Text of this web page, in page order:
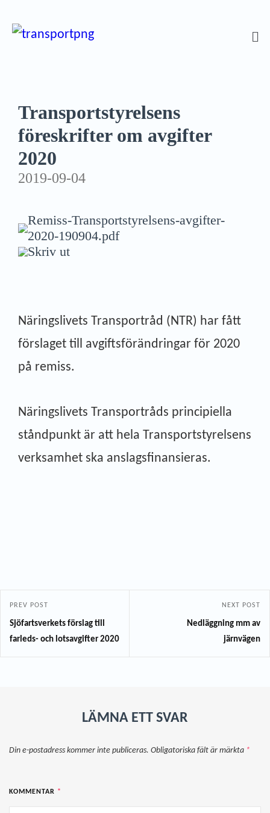
Transportstyrelsens
föreskrifter om avgifter
2020
2019-09-04
Remiss-Transportstyrelsens-avgifter-
2020-190904.pdf
Skriv ut
Näringslivets Transportråd (NTR) har fått
förslaget till avgiftsförändringar för 2020
på remiss.
Näringslivets Transportråds principiella
ståndpunkt är att hela Transportstyrelsens
verksamhet ska anslagsfinansieras.
PREV POST
Sjöfartsverkets förslag till
farleds- och lotsavgifter 2020
NEXT POST
Nedläggning mm av
järnvägen
LÄMNA ETT SVAR
Din e-postadress kommer inte publiceras. Obligatoriska fält är märkta *
KOMMENTAR *